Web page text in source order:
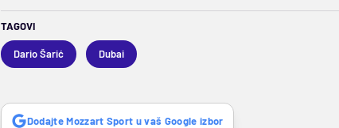
TAGOVI
Dario Šarić Dubai
Dodajte Mozzart Sport u vaš Google izbor